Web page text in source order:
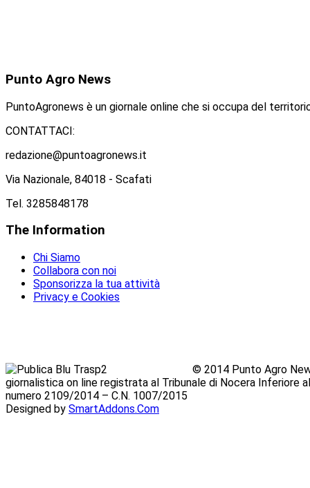
Punto Agro News
PuntoAgronews è un giornale online che si occupa del
CONTATTACI:
redazione@puntoagronews.it
Via Nazionale, 84018 - Scafati
Tel. 3285848178
The Information
Chi Siamo
Collabora con noi
Sponsorizza la tua attività
Privacy e Cookies
© 2014 Punto Agro
giornalistica on line registrata al Tribunale di Nocera Inferiore
numero 2109/2014 – C.N. 1007/2015
Designed by SmartAddons.Com